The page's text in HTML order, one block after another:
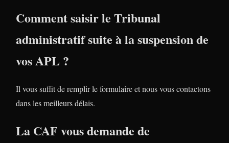
Comment saisir le Tribunal
administratif suite à la suspension de
vos APL ?
Il vous suffit de remplir le formulaire et nous vous contactons
dans les meilleurs délais.
La CAF vous demande de